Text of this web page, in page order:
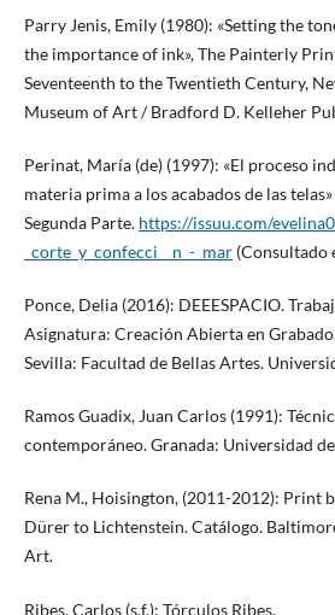
Parry Jenis, Emily (1980): «Setting the
the importance of ink», The Painterly
Seventeenth to the Twentieth Century,
Museum of Art / Bradford D. Kelleher
Perinat, María (de) (1997): «El proceso
materia prima a los acabados de las
Segunda Parte. https://issuu.com/
_corte_y_confecci__n_-_mar(Consultado
Ponce, Delia (2016): DEEESPACIO.
Asignatura: Creación Abierta en
Sevilla: Facultad de Bellas Artes.
Ramos Guadix, Juan Carlos (1991):
contemporáneo. Granada: Universidad
Rena M., Hoisington, (2011-2012): Print
Dürer to Lichtenstein. Catálogo.
Art.
Ribes, Carlos (s.f.): Tórculos Ribes,